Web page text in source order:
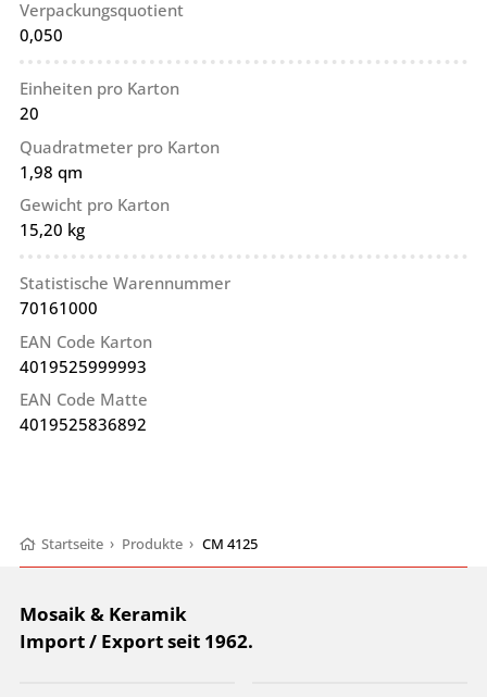
Verpackungsquotient
0,050
Einheiten pro Karton
20
Quadratmeter pro Karton
1,98 qm
Gewicht pro Karton
15,20 kg
Statistische Warennummer
70161000
EAN Code Karton
4019525999993
EAN Code Matte
4019525836892
Startseite › Produkte › CM 4125
Mosaik & Keramik
Import / Export seit 1962.